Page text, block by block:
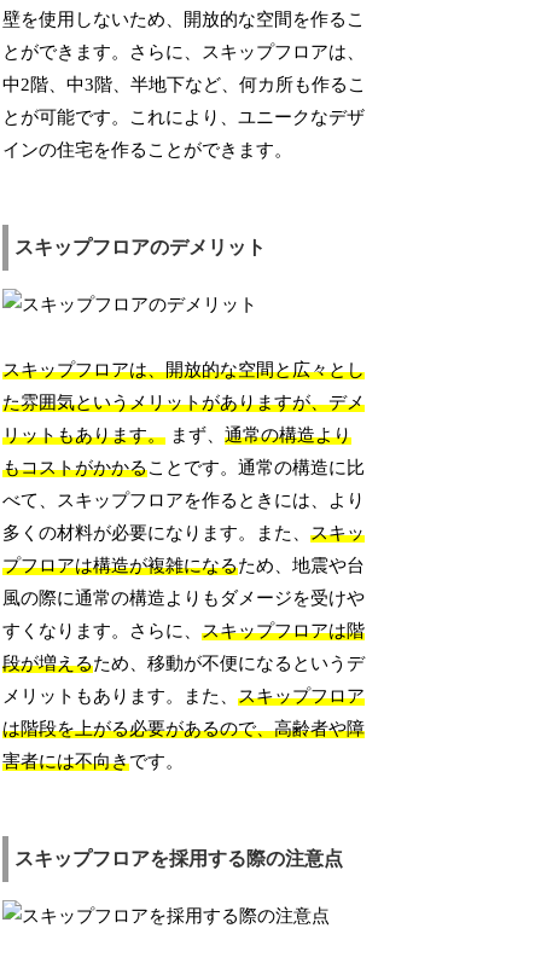
壁を使用しないため、開放的な空間を作るこ
とができます。さらに、スキップフロアは、
中2階、中3階、半地下など、何カ所も作るこ
とが可能です。これにより、ユニークなデザ
インの住宅を作ることができます。
スキップフロアのデメリット
スキップフロアは、開放的な空間と広々とし
た雰囲気というメリットがありますが、デメ
リットもあります。 まず、通常の構造より
もコストがかかることです。通常の構造に比
べて、スキップフロアを作るときには、より
多くの材料が必要になります。また、スキッ
プフロアは構造が複雑になるため、地震や台
風の際に通常の構造よりもダメージを受けや
すくなります。さらに、スキップフロアは階
段が増えるため、移動が不便になるというデ
メリットもあります。また、スキップフロア
は階段を上がる必要があるので、高齢者や障
害者には不向きです。
スキップフロアを採用する際の注意点